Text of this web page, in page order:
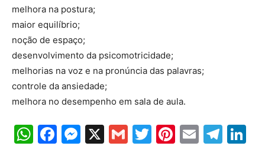
melhora na postura;
maior equilíbrio;
noção de espaço;
desenvolvimento da psicomotricidade;
melhorias na voz e na pronúncia das palavras;
controle da ansiedade;
melhora no desempenho em sala de aula.
WhatsApp
Facebook
Messenger
X GmailTwitter
Pinterest
Email